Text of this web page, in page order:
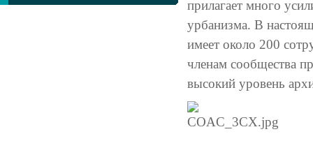
прилагает много
урбанизма. В
имеет около 200
членам сообщества
высокий уровень